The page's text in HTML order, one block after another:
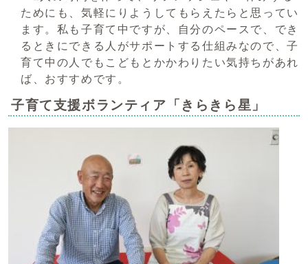
ためにも、気軽にりようしてもらえたらと思ってい
ます。私も子育て中ですが、自分のペースで、でき
るときにできる人がサポートする仕組みなので、子
育て中の人でもこどもとかかわりたい気持ちがあれ
ば、おすすめです。
子育て支援ボランティア「きらきら星」